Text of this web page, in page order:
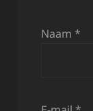
Naam *